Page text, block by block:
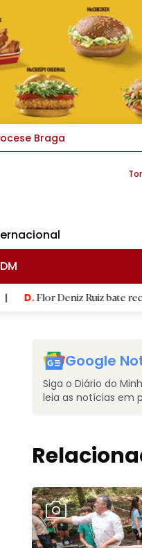
Braga
Ruiz bate recorde da
Google
Siga o Diário do
leia as notícias em